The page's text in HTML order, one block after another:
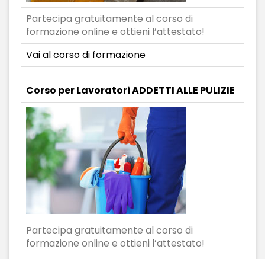
Partecipa gratuitamente al corso di
formazione online e ottieni l’attestato!
Vai al corso di formazione
Corso per Lavoratori ADDETTI ALLE PULIZIE
Partecipa gratuitamente al corso di
formazione online e ottieni l’attestato!